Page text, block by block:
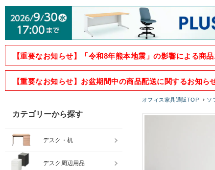
【重要なお知らせ】「令和8年熊本地震」の影響による商
【重要なお知らせ】お盆期間中の商品配送に関するお知ら
オフィス家具通販TOP ソ
カテゴリーから探す
デスク・机
デスク周辺用品